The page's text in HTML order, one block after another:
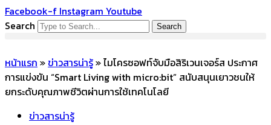
Facebook-f Instagram Youtube
Search
Search
หน้าแรก »ข่าวสารน่ารู้»ไมโครซอฟท์จับมือสิริเวนเจอร์ส ประกาศ
การแข่งขัน “Smart Living with micro:bit” สนับสนุนเยาวชนให้
ยกระดับคุณภาพชีวิตผ่านการใช้เทคโนโลยี
ข่าวสารน่ารู้